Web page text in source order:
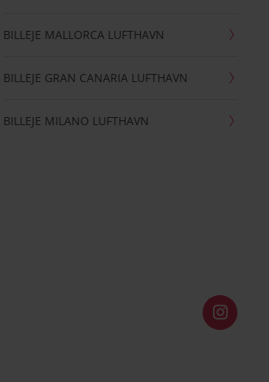
BILLEJE MALLORCA LUFTHAVN
BILLEJE GRAN CANARIA LUFTHAVN
BILLEJE MILANO LUFTHAVN